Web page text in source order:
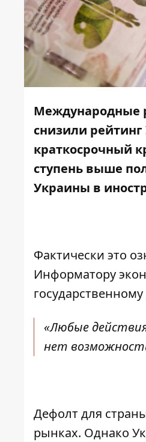
Международные
снизили
краткосрочный
ступень выше
Украины в
Фактически это
Информатору
«Любые
нет
Дефолт для
рынках. Однако